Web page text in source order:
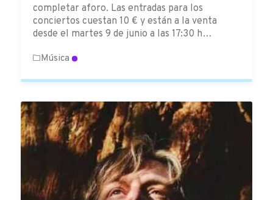
completar aforo. Las entradas para los
conciertos cuestan 10 € y están a la venta
desde el martes 9 de junio a las 17:30 h…
Música